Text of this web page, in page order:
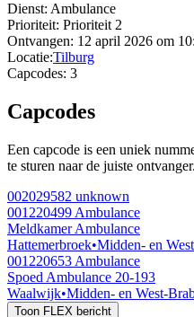
Dienst: Ambulance
Prioriteit: Prioriteit 2
Ontvangen: 12 april 2026 om
Locatie:Tilburg
Capcodes: 3
Capcodes
Een capcode is een uniek
te sturen naar de juiste ontvanger.
002029582 unknown
001220499 Ambulance
Meldkamer Ambulance
Hattemerbroek•Midden- en
001220653 Ambulance
Spoed Ambulance 20-193
Waalwijk•Midden- en West-
Toon FLEX bericht